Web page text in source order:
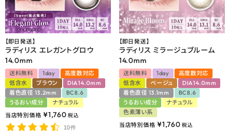
【即日発送】
ラディリス エレガントグロウ
14.0mm
送料無料 1day
高度数対応
低含水
ブラウン
DIA14.0mm
着色直径 13.2mm
BC8.6
うるおい成分
ナチュラル
当店特別価格 ¥1,760 税込
10件
【即日発送】
ラディリス ミラージュブルーム
14.0mm
送料無料 1day
高度数対応
低含水
ベージュ
DIA14.0mm
着色直径 13.1mm
BC8.6
うるおい成分
ナチュラル
色素薄い系
当店特別価格 ¥1,760 税込